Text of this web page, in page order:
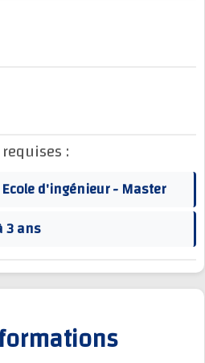
requises :
- Ecole d'ingénieur - Master
1 à 3 ans